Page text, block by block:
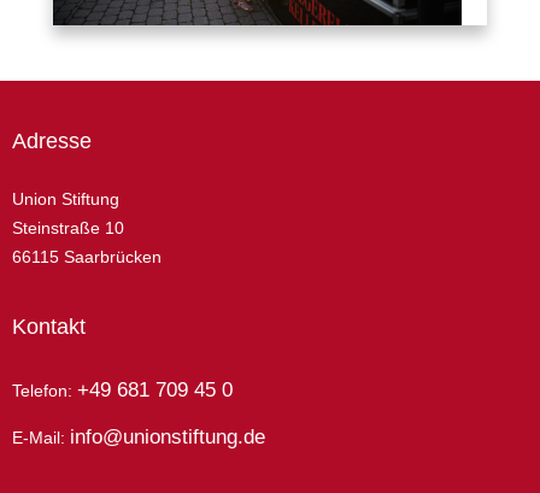
Adresse
Union Stiftung
Steinstraße 10
66115 Saarbrücken
Kontakt
Telefon: +49 681 709 45 0
E-Mail: info@unionstiftung.de